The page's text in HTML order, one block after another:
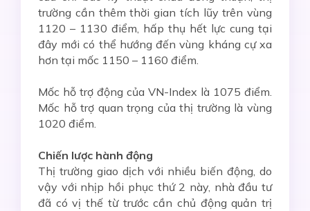
trường cần thêm thời gian tích lũy trên vùng
1120 – 1130 điểm, hấp thụ hết lực cung tại
đây mới có thể hướng đến vùng kháng cự xa
hơn tại mốc 1150 – 1160 điểm.
Mốc hỗ trợ động của VN-Index là 1075 điểm.
Mốc hỗ trợ quan trọng của thị trường là vùng
1020 điểm.
Chiến lược hành động
Thị trường giao dịch với nhiều biến động, do
vậy với nhịp hồi phục thứ 2 này, nhà đầu tư
đã có vị thế từ trước cần chủ động quản trị